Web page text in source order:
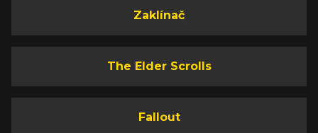
Zaklínač
The Elder Scrolls
Fallout